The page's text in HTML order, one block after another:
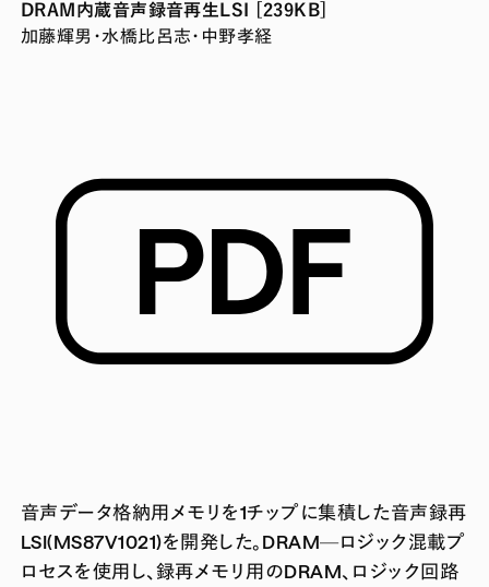
DRAM内蔵音声録音再生LSI [239KB]
加藤輝男・水橋比呂志・中野孝経
音声データ格納用メモリを1チップに集積した音声録再
LSI(MS87V1021)を開発した。DRAM—ロジック混載プ
ロセスを使用し、録再メモリ用のDRAM、ロジック回路